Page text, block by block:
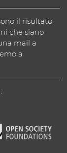
il risultato
che siano
mail a
a